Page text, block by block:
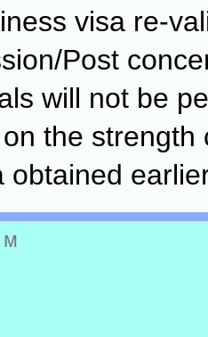
visa re-
Post
will not be
the strength
obtained
м